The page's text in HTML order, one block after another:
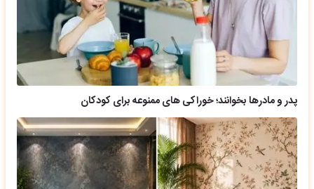
پدر و مادرها بخوانند؛ خوراکی های ممنوعه برای کودکان